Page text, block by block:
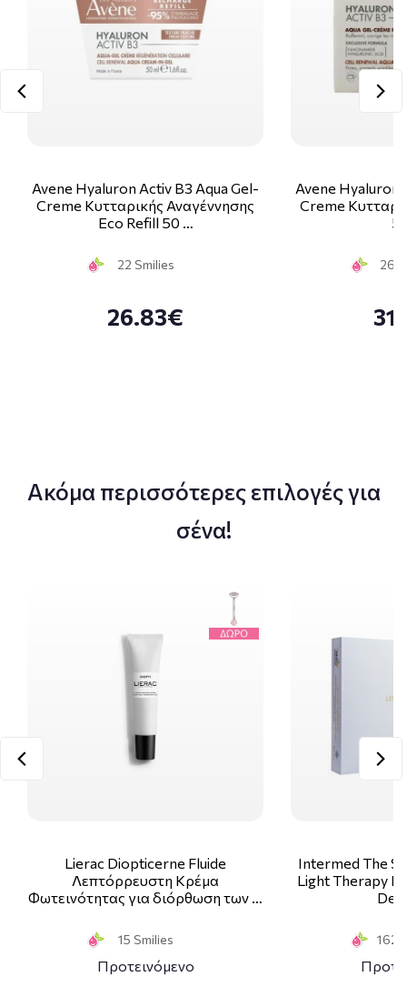
Avene Hyaluron Activ B3 Aqua Gel-
Creme Κυτταρικής Αναγέννησης
Eco Refill 50 …
22 Smilies
26.83€
Avene Hyaluron
Creme
26
Ακόμα περισσότερες επιλογές για
σένα!
Lierac Diopticerne Fluide
Λεπτόρρευστη Κρέμα
Φωτεινότητας για διόρθωση των …
15 Smilies
Προτεινόμενο
Intermed The
Light Therapy
162